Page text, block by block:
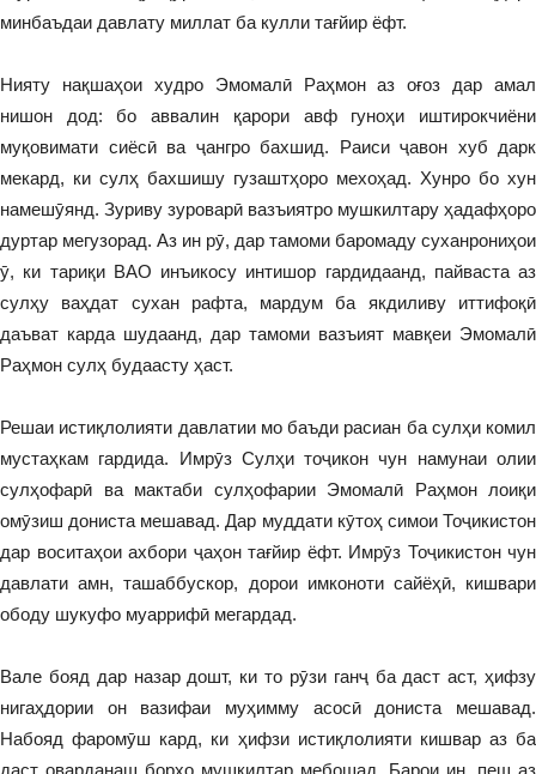
минбаъдаи давлату миллат ба кулли тағйир ёфт.
Нияту нақшаҳои худро Эмомалӣ Раҳмон аз оғоз дар амал
нишон дод: бо аввалин қарори авф гуноҳи иштирокчиёни
муқовимати сиёсӣ ва ҷангро бахшид. Раиси ҷавон хуб дарк
мекард, ки сулҳ бахшишу гузаштҳоро мехоҳад. Хунро бо хун
намешӯянд. Зуриву зуроварӣ вазъиятро мушкилтару ҳадафҳоро
дуртар мегузорад. Аз ин рӯ, дар тамоми баромаду суханрониҳои
ӯ, ки тариқи ВАО инъикосу интишор гардидаанд, пайваста аз
сулҳу ваҳдат сухан рафта, мардум ба якдиливу иттифоқӣ
даъват карда шудаанд, дар тамоми вазъият мавқеи Эмомалӣ
Раҳмон сулҳ будаасту ҳаст.
Решаи истиқлолияти давлатии мо баъди расиан ба сулҳи комил
мустаҳкам гардида. Имрӯз Сулҳи тоҷикон чун намунаи олии
сулҳофарӣ ва мактаби сулҳофарии Эмомалӣ Раҳмон лоиқи
омӯзиш дониста мешавад. Дар муддати кӯтоҳ симои Тоҷикистон
дар воситаҳои ахбори ҷаҳон тағйир ёфт. Имрӯз Тоҷикистон чун
давлати амн, ташаббускор, дорои имконоти сайёҳӣ, кишвари
ободу шукуфо муаррифӣ мегардад.
Вале бояд дар назар дошт, ки то рӯзи ганҷ ба даст аст, ҳифзу
нигаҳдории он вазифаи муҳимму асосӣ дониста мешавад.
Набояд фаромӯш кард, ки ҳифзи истиқлолияти кишвар аз ба
даст оварданаш борҳо мушкилтар мебошад. Барои ин, пеш аз